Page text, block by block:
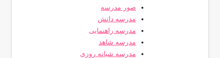
صور مدرسه
مدرسه دانش
مدرسه راهنمایی
مدرسه شاهد
مدرسه شبانه روزی